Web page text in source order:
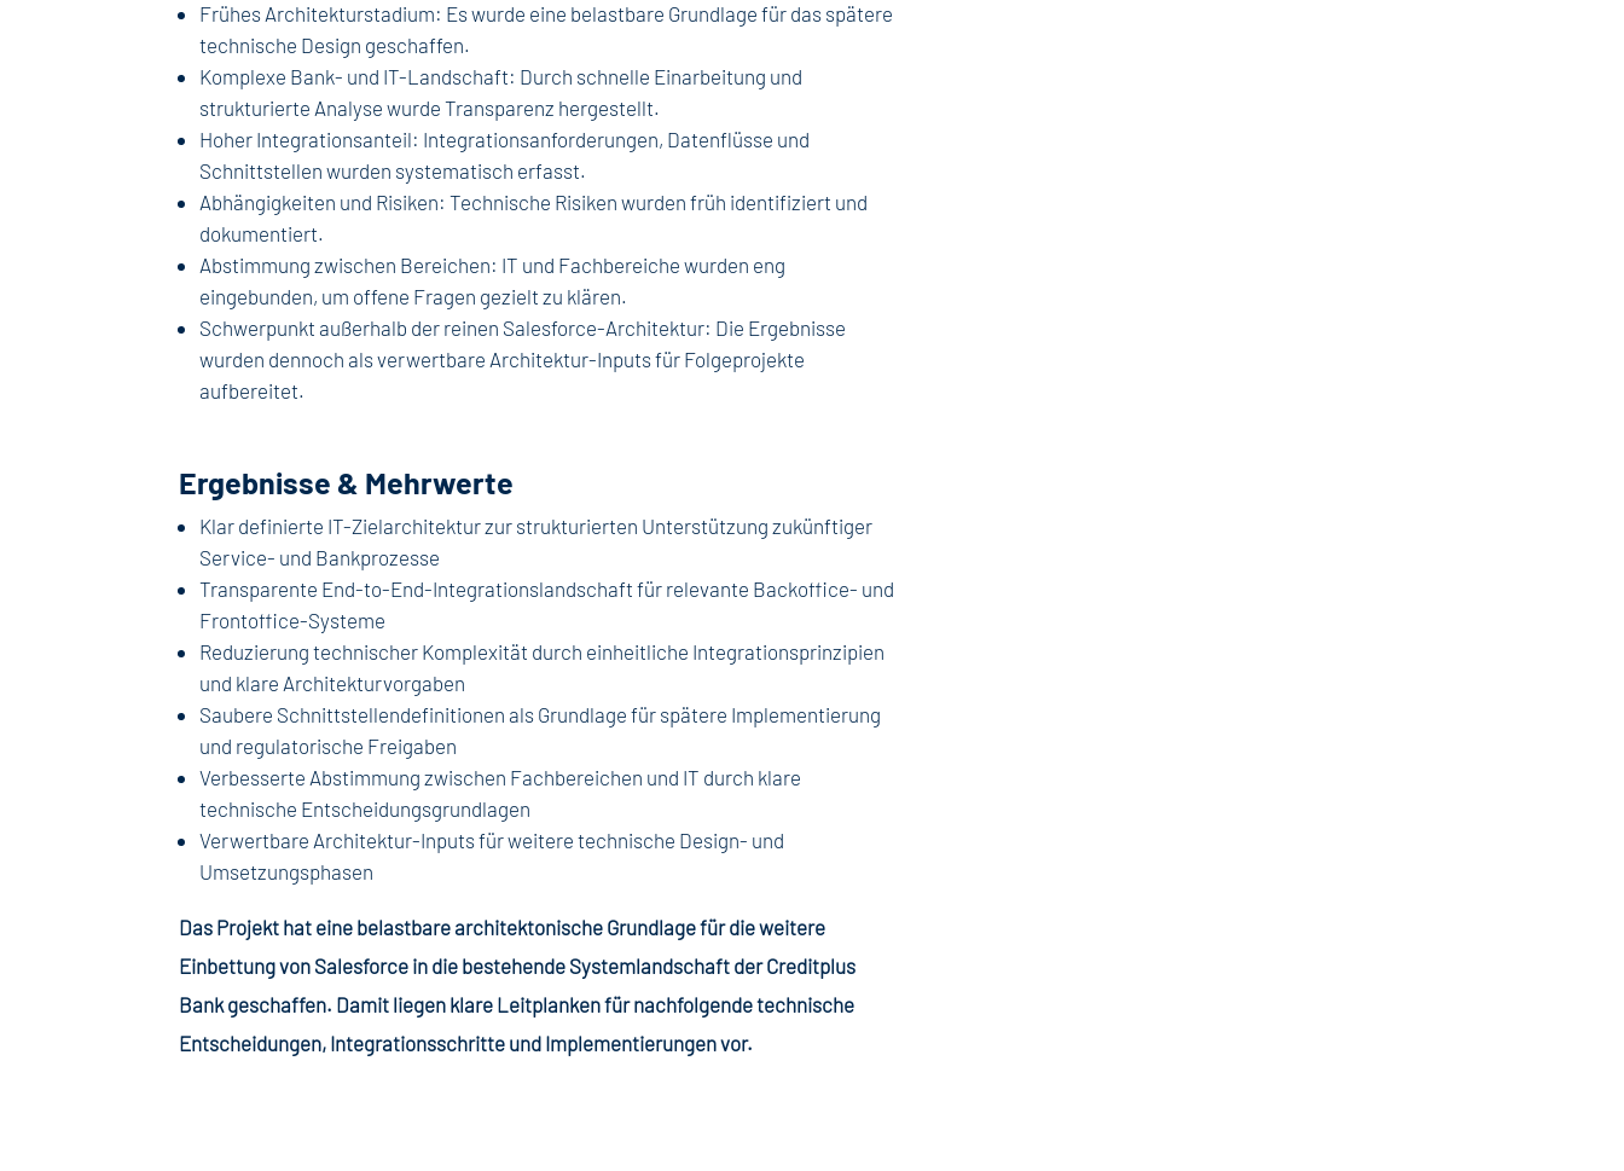
Frühes Architekturstadium: Es wurde eine belastbare Grundlage für das spätere
technische Design geschaffen.
Komplexe Bank- und IT-Landschaft: Durch schnelle Einarbeitung und
strukturierte Analyse wurde Transparenz hergestellt.
Hoher Integrationsanteil: Integrationsanforderungen, Datenflüsse und
Schnittstellen wurden systematisch erfasst.
Abhängigkeiten und Risiken: Technische Risiken wurden früh identifiziert und
dokumentiert.
Abstimmung zwischen Bereichen: IT und Fachbereiche wurden eng
eingebunden, um offene Fragen gezielt zu klären.
Schwerpunkt außerhalb der reinen Salesforce-Architektur: Die Ergebnisse
wurden dennoch als verwertbare Architektur-Inputs für Folgeprojekte
aufbereitet.
Ergebnisse & Mehrwerte
Klar definierte IT-Zielarchitektur zur strukturierten Unterstützung zukünftiger
Service- und Bankprozesse
Transparente End-to-End-Integrationslandschaft für relevante Backoffice- und
Frontoffice-Systeme
Reduzierung technischer Komplexität durch einheitliche Integrationsprinzipien
und klare Architekturvorgaben
Saubere Schnittstellendefinitionen als Grundlage für spätere Implementierung
und regulatorische Freigaben
Verbesserte Abstimmung zwischen Fachbereichen und IT durch klare
technische Entscheidungsgrundlagen
Verwertbare Architektur-Inputs für weitere technische Design- und
Umsetzungsphasen
Das Projekt hat eine belastbare architektonische Grundlage für die weitere
Einbettung von Salesforce in die bestehende Systemlandschaft der Creditplus
Bank geschaffen. Damit liegen klare Leitplanken für nachfolgende technische
Entscheidungen, Integrationsschritte und Implementierungen vor.